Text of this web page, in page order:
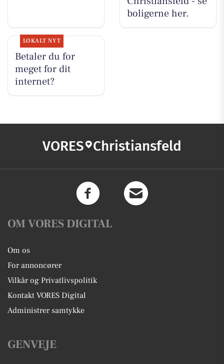
boligerne her.
LOKALT NYT
Betaler du for
meget for dit
internet?
VORES Christiansfeld
OM VORES DIGITAL
Om os
For annoncører
Vilkår og Privatlivspolitik
Kontakt VORES Digital
Administrer samtykke
GENVEJE